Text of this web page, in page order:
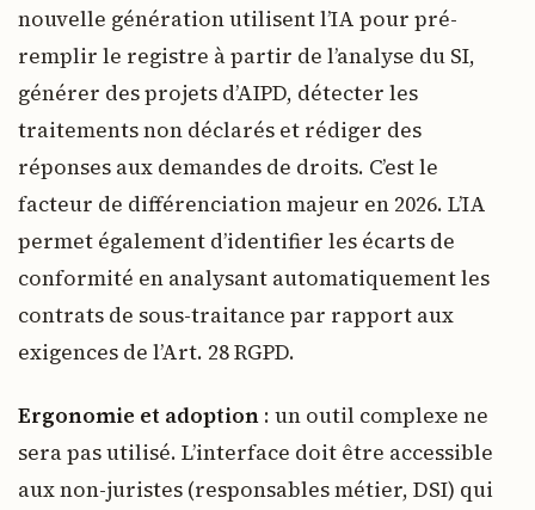
nouvelle génération utilisent l’IA pour pré-
remplir le registre à partir de l’analyse du SI,
générer des projets d’AIPD, détecter les
traitements non déclarés et rédiger des
réponses aux demandes de droits. C’est le
facteur de différenciation majeur en 2026. L’IA
permet également d’identifier les écarts de
conformité en analysant automatiquement les
contrats de sous-traitance par rapport aux
exigences de l’Art. 28 RGPD.
Ergonomie et adoption : un outil complexe ne
sera pas utilisé. L’interface doit être accessible
aux non-juristes (responsables métier, DSI) qui